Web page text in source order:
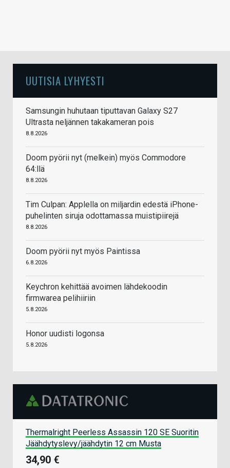
UUTISIA LYHYESTI
Samsungin huhutaan tiputtavan Galaxy S27
Ultrasta neljännen takakameran pois
8.8.2026
Doom pyörii nyt (melkein) myös Commodore
64:llä
8.8.2026
Tim Culpan: Applella on miljardin edestä iPhone-
puhelinten siruja odottamassa muistipiirejä
8.8.2026
Doom pyörii nyt myös Paintissa
6.8.2026
Keychron kehittää avoimen lähdekoodin
firmwarea pelihiiriin
5.8.2026
Honor uudisti logonsa
5.8.2026
Thermalright Peerless Assassin 120 SE Suoritin
Jäähdytyslevy/jäähdytin 12 cm Musta
34,90 €